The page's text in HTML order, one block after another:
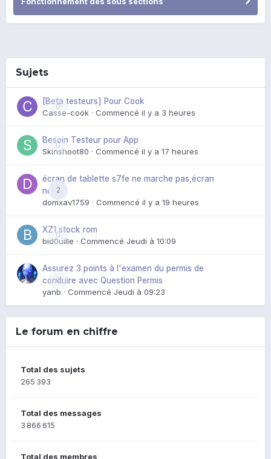
Sujets
0
[Beta testeurs] Pour Cook
Casse-cook · Commencé il y a 3 heures
0
Besoin Testeur pour App
Skinshoot80 · Commencé il y a 17 heures
2
écran de tablette s7fe ne marche pas,écran
noir
domxav1759 · Commencé il y a 19 heures
0
XZ1 stock rom
bid0uille · Commencé Jeudi à 10:09
0
Assurez 3 points à l'examen du permis de
conduire avec Question Permis
yanb · Commencé Jeudi à 09:23
Le forum en chiffre
Total des sujets
265 393
Total des messages
3 866 615
Total des membres